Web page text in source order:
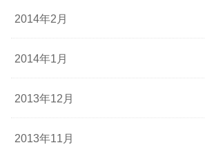
2014年2月
2014年1月
2013年12月
2013年11月